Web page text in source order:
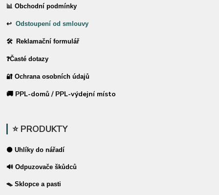
📊 Obchodní podmínky
↩Odstoupení od smlouvy
🛠 Reklamační formulář
❓Časté dotazy
🔐 Ochrana osobních údajů
🚚 PPL-domů / PPL-výdejní místo
⭐ PRODUKTY
⚫ Uhlíky do nářadí
🔊 Odpuzovače škůdců
🪤 Sklopce a pasti